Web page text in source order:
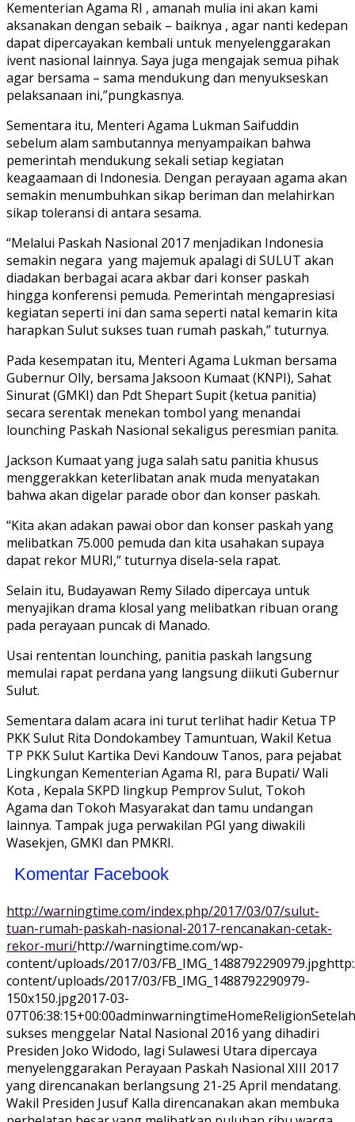
Kementerian Agama RI , amanah mulia ini akan kami
aksanakan dengan sebaik – baiknya , agar nanti kedepan
dapat dipercayakan kembali untuk menyelenggarakan
ivent nasional lainnya. Saya juga mengajak semua pihak
agar bersama – sama mendukung dan menyukseskan
pelaksanaan ini,”pungkasnya.
Sementara itu, Menteri Agama Lukman Saifuddin
sebelum alam sambutannya menyampaikan bahwa
pemerintah mendukung sekali setiap kegiatan
keagaamaan di Indonesia. Dengan perayaan agama akan
semakin menumbuhkan sikap beriman dan melahirkan
sikap toleransi di antara sesama.
“Melalui Paskah Nasional 2017 menjadikan Indonesia
semakin negara yang majemuk apalagi di SULUT akan
diadakan berbagai acara akbar dari konser paskah
hingga konferensi pemuda. Pemerintah mengapresiasi
kegiatan seperti ini dan sama seperti natal kemarin kita
harapkan Sulut sukses tuan rumah paskah,” tuturnya.
Pada kesempatan itu, Menteri Agama Lukman bersama
Gubernur Olly, bersama Jaksoon Kumaat (KNPI), Sahat
Sinurat (GMKI) dan Pdt Shepart Supit (ketua panitia)
secara serentak menekan tombol yang menandai
lounching Paskah Nasional sekaligus peresmian panita.
Jackson Kumaat yang juga salah satu panitia khusus
menggerakkan keterlibatan anak muda menyatakan
bahwa akan digelar parade obor dan konser paskah.
“Kita akan adakan pawai obor dan konser paskah yang
melibatkan 75.000 pemuda dan kita usahakan supaya
dapat rekor MURI,” tuturnya disela-sela rapat.
Selain itu, Budayawan Remy Silado dipercaya untuk
menyajikan drama klosal yang melibatkan ribuan orang
pada perayaan puncak di Manado.
Usai rententan lounching, panitia paskah langsung
memulai rapat perdana yang langsung diikuti Gubernur
Sulut.
Sementara dalam acara ini turut terlihat hadir Ketua TP
PKK Sulut Rita Dondokambey Tamuntuan, Wakil Ketua
TP PKK Sulut Kartika Devi Kandouw Tanos, para pejabat
Lingkungan Kementerian Agama RI, para Bupati/ Wali
Kota , Kepala SKPD lingkup Pemprov Sulut, Tokoh
Agama dan Tokoh Masyarakat dan tamu undangan
lainnya. Tampak juga perwakilan PGI yang diwakili
Wasekjen, GMKI dan PMKRI.
Komentar Facebook
http://warningtime.com/index.php/2017/03/07/sulut-
tuan-rumah-paskah-nasional-2017-rencanakan-cetak-
rekor-muri/http://warningtime.com/wp-
content/uploads/2017/03/FB_IMG_1488792290979.jpg
content/uploads/2017/03/FB_IMG_1488792290979-
150x150.jpg2017-03-
07T06:38:15+00:00adminwarningtimeHomeReligionSetelah
sukses menggelar Natal Nasional 2016 yang dihadiri
Presiden Joko Widodo, lagi Sulawesi Utara dipercaya
menyelenggarakan Perayaan Paskah Nasional XIII 2017
yang direncanakan berlangsung 21-25 April mendatang.
Wakil Presiden Jusuf Kalla direncanakan akan membuka